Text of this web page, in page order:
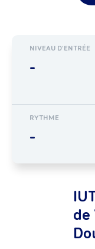
NIVEAU D'ENTRÉE
-
RYTHME
-
de